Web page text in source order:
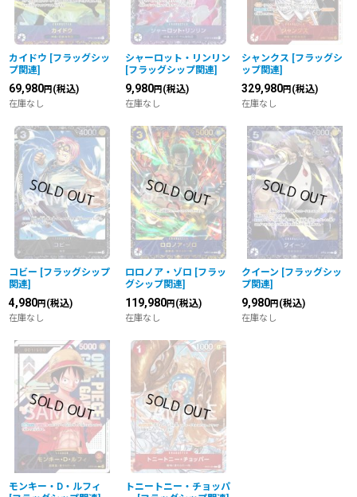
カイドウ [フラッグシッ
プ関連]
69,980円 (税込)
在庫なし
シャーロット・リンリン
[フラッグシップ関連]
9,980円 (税込)
在庫なし
シャンクス [フラッグシ
ップ関連]
329,980円 (税込)
在庫なし
コビー [フラッグシップ
関連]
4,980円 (税込)
在庫なし
ロロノア・ゾロ [フラッ
グシップ関連]
119,980円 (税込)
在庫なし
クイーン [フラッグシッ
プ関連]
9,980円 (税込)
在庫なし
モンキー・D・ルフィ
トニートニー・チョッパ